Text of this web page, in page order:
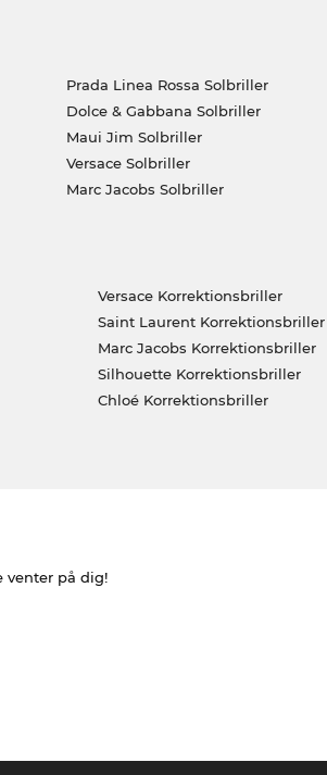
Prada Linea Rossa Solbriller
Dolce & Gabbana Solbriller
Maui Jim Solbriller
Versace Solbriller
Marc Jacobs Solbriller
Versace Korrektionsbriller
Saint Laurent Korrektionsbriller
Marc Jacobs Korrektionsbriller
Silhouette Korrektionsbriller
Chloé Korrektionsbriller
venter på dig!